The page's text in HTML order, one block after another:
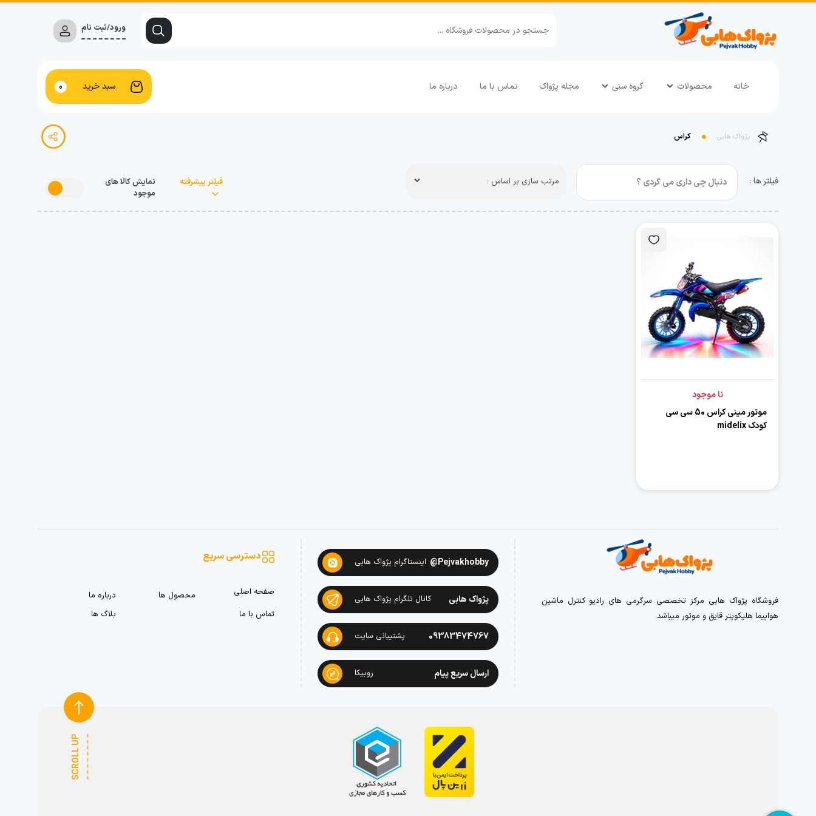
ورود/ثبت نام
خانه محصولات گروه سنی مجله پژواک تماس با ما درباره ما سبد خرید 0
پژواک هابی کراس
فیلتر ها : مرتب سازی بر اساس : فیلتر پیشرفته
نمایش کالا های
موجود
نا موجود
موتور مینی کراس 50 سی سی
کودک midelix
فروشگاه پژواک هابی مرکز تخصصی سرگرمی های رادیو کنترل ماشین
هواپیما هلیکوپتر قایق و موتور میباشد.
Pejvakhobby@ اینستاگرام پژواک هابی
پژواک هابی کانال تلگرام پژواک هابی
09383474767 پشتیبانی سایت
ارسال سریع پیام روبیکا
دسترسی سریع
صفحه اصلی محصول ها
درباره ما
تماس با ما
بلاگ ها
SCROLL UP